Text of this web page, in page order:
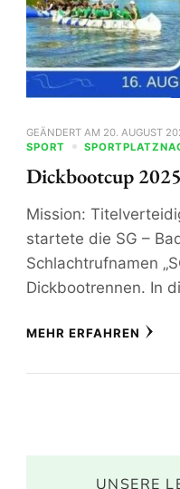
GEÄNDERT AM 20. AUGUST
SPORT
Dickbootcup 2025
Mission:
startete die SG –
Schlachtrufnamen
Dickbootrennen. In
MEHR ERFAHREN
UNSERE